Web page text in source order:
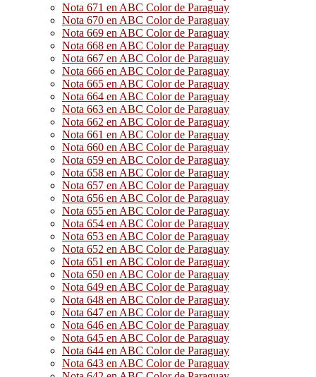
Nota 671 en ABC Color de Paraguay
Nota 670 en ABC Color de Paraguay
Nota 669 en ABC Color de Paraguay
Nota 668 en ABC Color de Paraguay
Nota 667 en ABC Color de Paraguay
Nota 666 en ABC Color de Paraguay
Nota 665 en ABC Color de Paraguay
Nota 664 en ABC Color de Paraguay
Nota 663 en ABC Color de Paraguay
Nota 662 en ABC Color de Paraguay
Nota 661 en ABC Color de Paraguay
Nota 660 en ABC Color de Paraguay
Nota 659 en ABC Color de Paraguay
Nota 658 en ABC Color de Paraguay
Nota 657 en ABC Color de Paraguay
Nota 656 en ABC Color de Paraguay
Nota 655 en ABC Color de Paraguay
Nota 654 en ABC Color de Paraguay
Nota 653 en ABC Color de Paraguay
Nota 652 en ABC Color de Paraguay
Nota 651 en ABC Color de Paraguay
Nota 650 en ABC Color de Paraguay
Nota 649 en ABC Color de Paraguay
Nota 648 en ABC Color de Paraguay
Nota 647 en ABC Color de Paraguay
Nota 646 en ABC Color de Paraguay
Nota 645 en ABC Color de Paraguay
Nota 644 en ABC Color de Paraguay
Nota 643 en ABC Color de Paraguay